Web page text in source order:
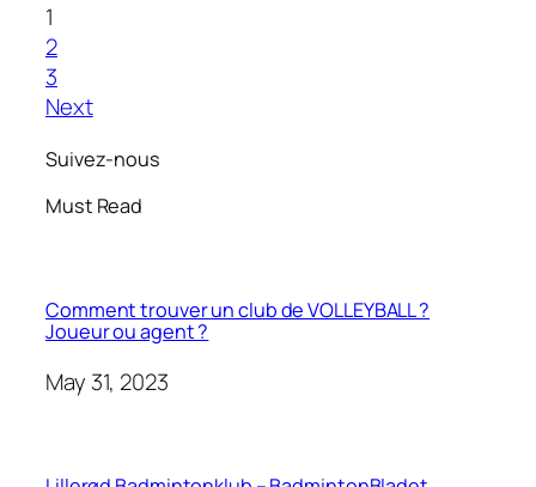
1
2
3
Next
Suivez-nous
Must Read
Comment trouver un club de VOLLEYBALL ?
Joueur ou agent ?
May 31, 2023